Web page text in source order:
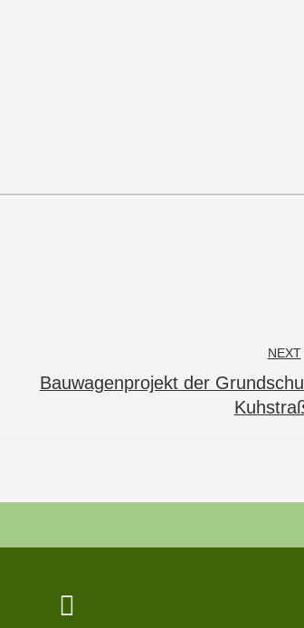
NEXT
Bauwagenprojekt der